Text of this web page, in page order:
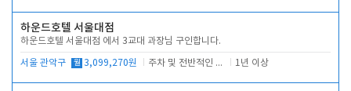
하운드호텔 서울대점
하운드호텔 서울대점 에서 3교대 과장님 구인합니다.
서울 관악구 월 3,099,270원 주차 및 전반적인 당번업무 1년 이상